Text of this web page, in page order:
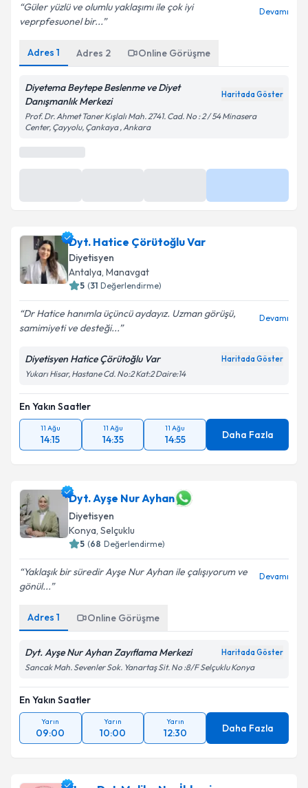
Güler yüzlü ve olumlu yaklaşımı ile çok iyi
veprpfesuonel bir...
Devamı
Adres 1 Adres 2 Online Görüşme
Diyetema Beytepe Beslenme ve Diyet
Danışmanlık Merkezi
Haritada Göster
Prof. Dr. Ahmet Taner Kışlalı Mah. 2741. Cad. No : 2 / 54 Minasera
Center, Çayyolu, Çankaya , Ankara
Dyt. Hatice Çörütoğlu Var
Diyetisyen
Antalya, Manavgat
5 (31 Değerlendirme)
Dr Hatice hanımla üçüncü aydayız. Uzman görüşü,
samimiyeti ve desteği...
Devamı
Diyetisyen Hatice Çörütoğlu Var Haritada Göster
Yukarı Hisar, Hastane Cd. No:2 Kat:2 Daire:14
En Yakın Saatler
11 Ağu
14:15
11 Ağu
14:35
11 Ağu
14:55 Daha Fazla
Dyt. Ayşe Nur Ayhan
Diyetisyen
Konya, Selçuklu
5 (68 Değerlendirme)
Yaklaşık bir süredir Ayşe Nur Ayhan ile çalışıyorum ve
gönül...
Devamı
Adres 1 Online Görüşme
Dyt. Ayşe Nur Ayhan Zayıflama Merkezi Haritada Göster
Sancak Mah. Sevenler Sok. Yanartaş Sit. No :8/F Selçuklu Konya
En Yakın Saatler
Yarın
09:00
Yarın
10:00
Yarın
12:30 Daha Fazla